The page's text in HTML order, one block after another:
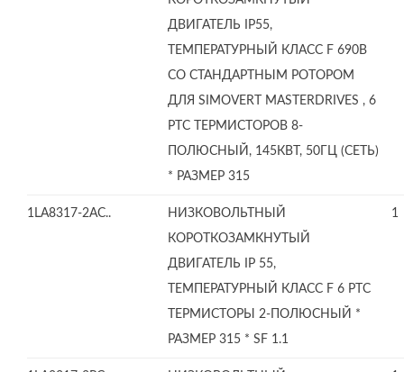
ДВИГАТЕЛЬ IP55,
ТЕМПЕРАТУРНЫЙ КЛАСС F 690В
СО СТАНДАРТНЫМ РОТОРОМ
ДЛЯ SIMOVERT MASTERDRIVES , 6
PTC ТЕРМИСТОРОВ 8-
ПОЛЮСНЫЙ, 145КВТ, 50ГЦ (СЕТЬ)
* РАЗМЕР 315
1LA8317-2AC..
НИЗКОВОЛЬТНЫЙ
КОРОТКОЗАМКНУТЫЙ
ДВИГАТЕЛЬ IP 55,
ТЕМПЕРАТУРНЫЙ КЛАСС F 6 PTC
ТЕРМИСТОРЫ 2-ПОЛЮСНЫЙ *
РАЗМЕР 315 * SF 1.1
1